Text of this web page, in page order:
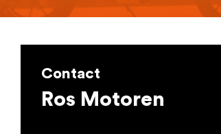
Contact
Ros Motoren